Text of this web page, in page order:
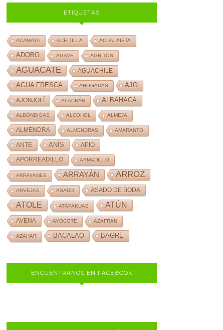
ETIQUETAS
ACAMAYA ACEITILLA ACUALAISTA
ADOBO AGAVE AGRITOS
AGUACATE AGUACHILE
AGUA FRESCA AHOGADAS AJO
AJONJOLÍ ALACRÁN ALBAHACA
ALBÓNDIGAS ALCOHOL ALMEJA
ALMENDRA ALMENDRAS AMARANTO
ANTE ANÍS APIO
APORREADILLO ARMADILLO
ARRAYANES ARRAYÁN ARROZ
ARVEJAS ASADO ASADO DE BODA
ATOLE ATÁPAKUAS ATÚN
AVENA AYOCOTE AZAFRÁN
AZAHAR BACALAO BAGRE
ENCUÉNTRANOS EN FACEBOOK